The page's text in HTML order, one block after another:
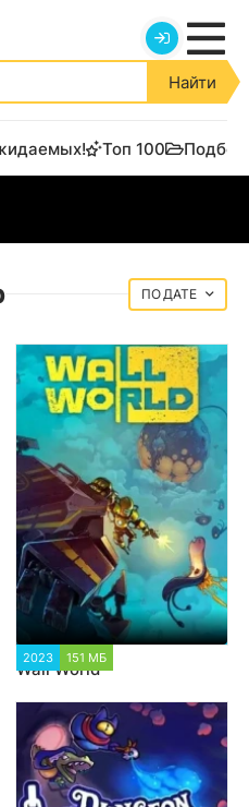
Найти
Топ 100
ДАТЕ
2023 151 МБ
Wall World